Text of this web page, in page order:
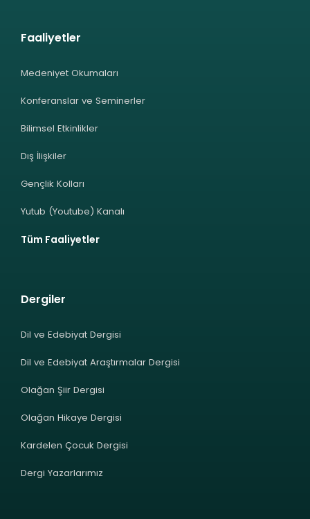
Faaliyetler
Medeniyet Okumaları
Konferanslar ve Seminerler
Bilimsel Etkinlikler
Dış İlişkiler
Gençlik Kolları
Yutub (Youtube) Kanalı
Tüm Faaliyetler
Dergiler
Dil ve Edebiyat Dergisi
Dil ve Edebiyat Araştırmalar Dergisi
Olağan Şiir Dergisi
Olağan Hikaye Dergisi
Kardelen Çocuk Dergisi
Dergi Yazarlarımız